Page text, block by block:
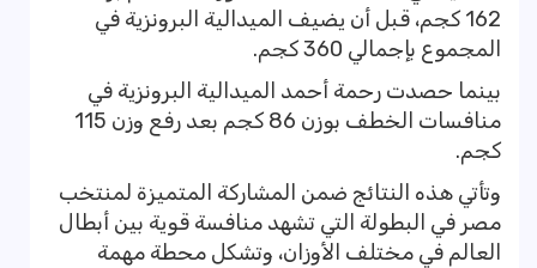
162 كجم، قبل أن يضيف الميدالية البرونزية في
المجموع بإجمالي 360 كجم.
بينما حصدت رحمة أحمد الميدالية البرونزية في
منافسات الخطف بوزن 86 كجم بعد رفع وزن 115
كجم.
وتأتي هذه النتائج ضمن المشاركة المتميزة لمنتخب
مصر في البطولة التي تشهد منافسة قوية بين أبطال
العالم في مختلف الأوزان، وتشكل محطة مهمة